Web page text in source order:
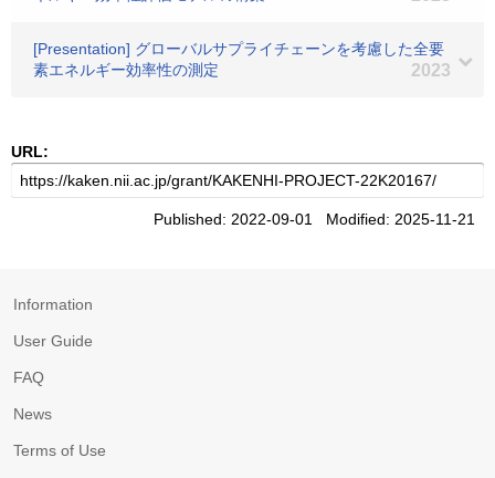
[Presentation] グローバルサプライチェーンを考慮した全要
素エネルギー効率性の測定
2023
URL:
Published: 2022-09-01 Modified: 2025-11-21
Information
User Guide
FAQ
News
Terms of Use